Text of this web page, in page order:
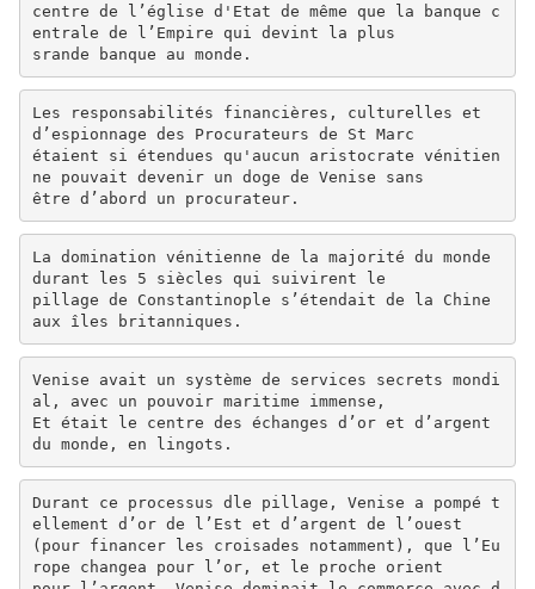
centre de l’église d'Etat de même que la banque c
entrale de l’Empire qui devint la plus
srande banque au monde.
Les responsabilités financières, culturelles et
d’espionnage des Procurateurs de St Marc
étaient si étendues qu'aucun aristocrate vénitien
ne pouvait devenir un doge de Venise sans
être d’abord un procurateur.
La domination vénitienne de la majorité du monde
durant les 5 siècles qui suivirent le
pillage de Constantinople s’étendait de la Chine
aux îles britanniques.
Venise avait un système de services secrets mondi
al, avec un pouvoir maritime immense,
Et était le centre des échanges d’or et d’argent
du monde, en lingots.
Durant ce processus dle pillage, Venise a pompé t
ellement d’or de l’Est et d’argent de l’ouest
(pour financer les croisades notamment), que l’Eu
rope changea pour l’or, et le proche orient